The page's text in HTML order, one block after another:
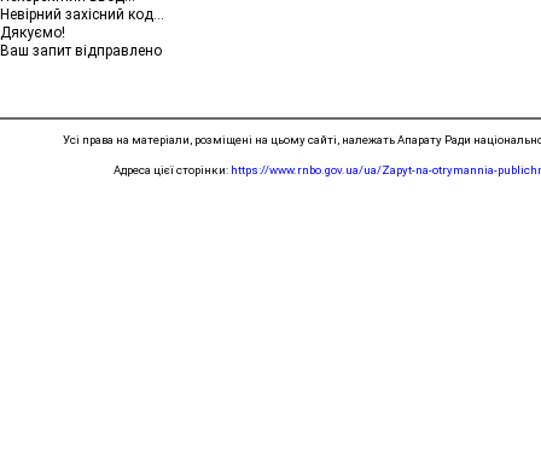
Невірний захісний код...
Дякуємо!
Ваш запит відправлено
Усі права на матеріали, розміщені на цьому сайті, належать Апарату Ради
Адреса цієї сторінки: https://www.rnbo.gov.ua/ua/Zapyt-na-otrymannia-